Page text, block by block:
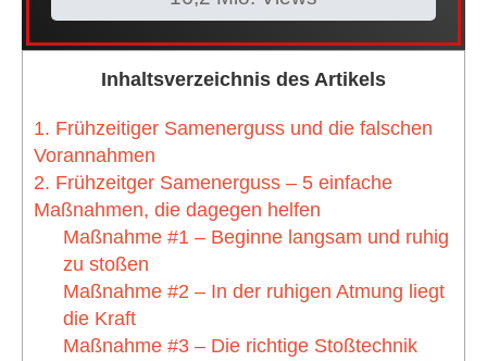
Inhaltsverzeichnis des Artikels
1. Frühzeitiger Samenerguss und die falschen
Vorannahmen
2. Frühzeitger Samenerguss – 5 einfache
Maßnahmen, die dagegen helfen
Maßnahme #1 – Beginne langsam und ruhig
zu stoßen
Maßnahme #2 – In der ruhigen Atmung liegt
die Kraft
Maßnahme #3 – Die richtige Stoßtechnik